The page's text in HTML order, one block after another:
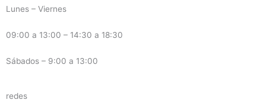
Lunes – Viernes
09:00 a 13:00 – 14:30 a 18:30
Sábados – 9:00 a 13:00
redes